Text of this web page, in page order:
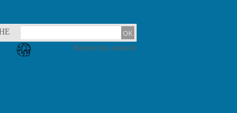
Recherche avancée